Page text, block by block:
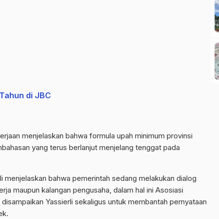
di JBC
menjelaskan bahwa formula upah minimum provinsi
yang terus berlanjut menjelang tenggat pada
bahwa pemerintah sedang melakukan dialog
maupun kalangan pengusaha, dalam hal ini Asosiasi
Yassierli sekaligus untuk membantah pernyataan